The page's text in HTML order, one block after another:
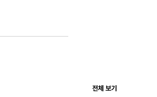
전체 보기